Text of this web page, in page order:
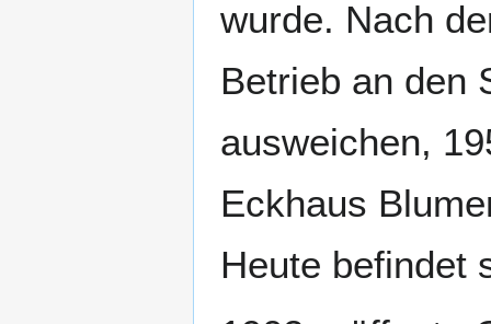
wurde. Nach
Betrieb an den
ausweichen,
Eckhaus
Heute befindet